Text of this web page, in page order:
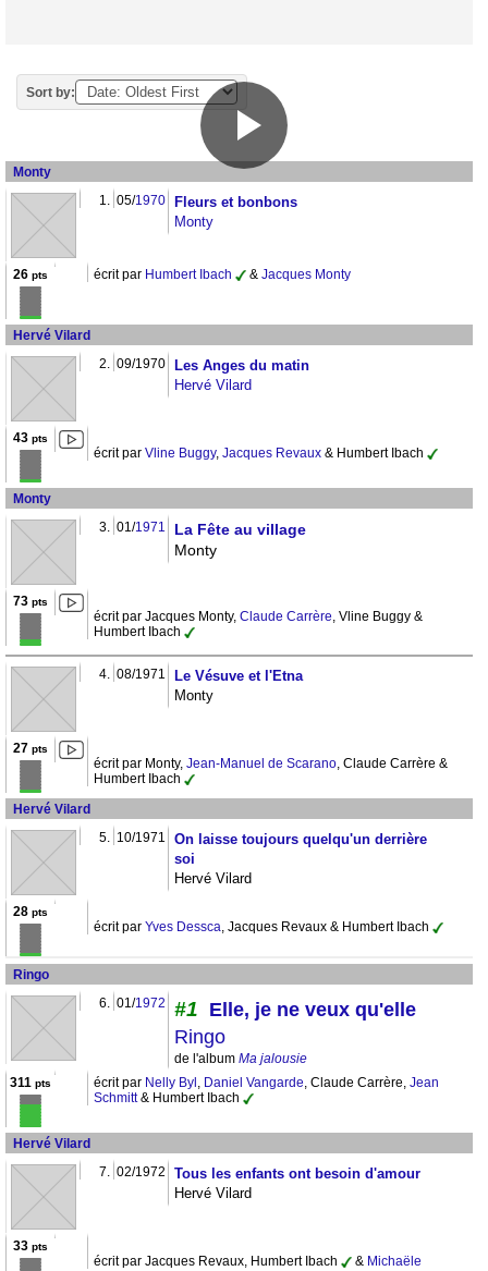
Sort by:
Monty
1. 05/1970
Fleurs et bonbons
Monty
26 pts écrit par Humbert Ibach & Jacques Monty
Hervé Vilard
2. 09/1970
Les Anges du matin
Hervé Vilard
43 pts
écrit par Vline Buggy, Jacques Revaux & Humbert Ibach
Monty
3. 01/1971
La Fête au village
Monty
73 pts
écrit par Jacques Monty, Claude Carrère, Vline Buggy &
Humbert Ibach
4. 08/1971
Le Vésuve et l'Etna
Monty
27 pts
écrit par Monty, Jean-Manuel de Scarano, Claude Carrère &
Humbert Ibach
Hervé Vilard
5. 10/1971
On laisse toujours quelqu'un derrière
soi
Hervé Vilard
28 pts
écrit par Yves Dessca, Jacques Revaux & Humbert Ibach
Ringo
6. 01/1972 #1 Elle, je ne veux qu'elle
Ringo
de l'album Ma jalousie
311 pts écrit par Nelly Byl , Daniel Vangarde, Claude Carrère, Jean
Schmitt& Humbert Ibach
Hervé Vilard
7. 02/1972
Tous les enfants ont besoin d'amour
Hervé Vilard
33 pts
écrit par Jacques Revaux, Humbert Ibach & Michaële